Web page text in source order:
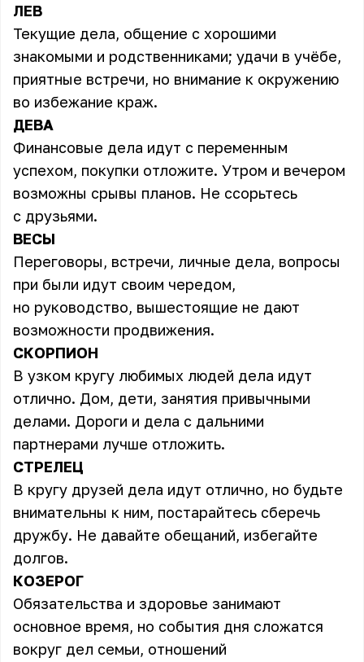
ЛЕВ
Текущие дела, общение с хорошими
знакомыми и родственниками; удачи в учёбе,
приятные встречи, но внимание к окружению
во избежание краж.
ДЕВА
Финансовые дела идут с переменным
успехом, покупки отложите. Утром и вечером
возможны срывы планов. Не ссорьтесь
с друзьями.
ВЕСЫ
Переговоры, встречи, личные дела, вопросы
при были идут своим чередом,
но руководство, вышестоящие не дают
возможности продвижения.
СКОРПИОН
В узком кругу любимых людей дела идут
отлично. Дом, дети, занятия привычными
делами. Дороги и дела с дальними
партнерами лучше отложить.
СТРЕЛЕЦ
В кругу друзей дела идут отлично, но будьте
внимательны к ним, постарайтесь сберечь
дружбу. Не давайте обещаний, избегайте
долгов.
КОЗЕРОГ
Обязательства и здоровье занимают
основное время, но события дня сложатся
вокруг дел семьи, отношений